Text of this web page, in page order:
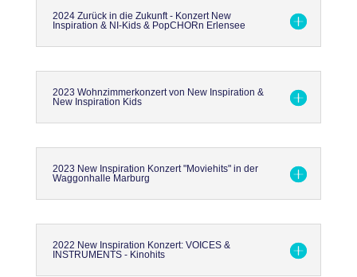
2024 Zurück in die Zukunft - Konzert New
Inspiration & NI-Kids & PopCHORn Erlensee
2023 Wohnzimmerkonzert von New Inspiration &
New Inspiration Kids
2023 New Inspiration Konzert "Moviehits" in der
Waggonhalle Marburg
2022 New Inspiration Konzert: VOICES &
INSTRUMENTS - Kinohits